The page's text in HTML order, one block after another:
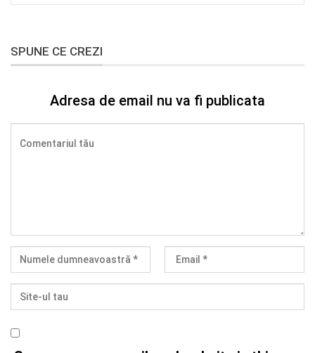
SPUNE CE CREZI
Adresa de email nu va fi publicata